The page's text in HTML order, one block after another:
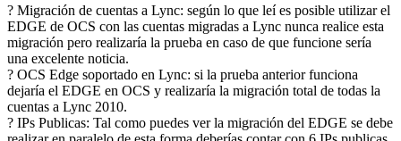
? Migración de cuentas a Lync: según lo que leí es posible utilizar el
EDGE de OCS con las cuentas migradas a Lync nunca realice esta
migración pero realizaría la prueba en caso de que funcione sería
una excelente noticia.
? OCS Edge soportado en Lync: si la prueba anterior funciona
dejaría el EDGE en OCS y realizaría la migración total de todas la
cuentas a Lync 2010.
? IPs Publicas: Tal como puedes ver la migración del EDGE se debe